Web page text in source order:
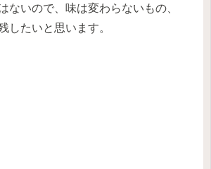
ないので、味は変わらないもの、
したいと思います。